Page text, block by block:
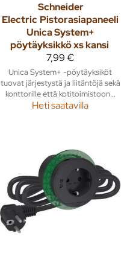
Schneider
Electric Pistorasiapaneeli
Unica System+
pöytäyksikkö xs kansi
7,99 €
Unica System+ -pöytäyksiköt
tuovat järjestystä ja liitäntöjä sekä
konttorille että kotitoimistoon...
Heti saatavilla